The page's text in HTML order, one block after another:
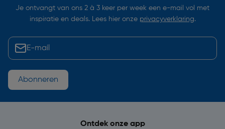
Je ontvangt van ons 2 à 3 keer per week een e-mail vol met
inspiratie en deals. Lees hier onze privacyverklaring.
Abonneren
Ontdek onze app